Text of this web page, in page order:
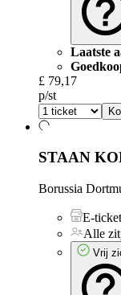
Laatste
£ 79,17
p/st
STAAN
Borussia
E-
Alle
Vrij